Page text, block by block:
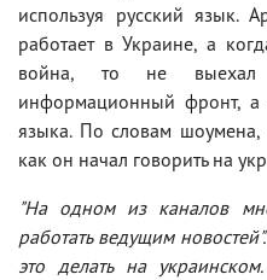
используя русский язык.
работает в Украине, а
война, то не
информационный фронт, а
языка. По словам шоумена,
как он начал говорить на
"На одном из каналов
работать ведущим
это делать на